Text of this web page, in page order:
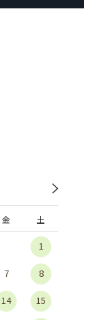
金 土
1
7 8
14 15